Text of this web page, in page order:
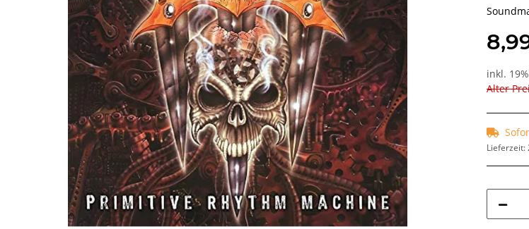
inkl.
Alter
Lieferzeit: